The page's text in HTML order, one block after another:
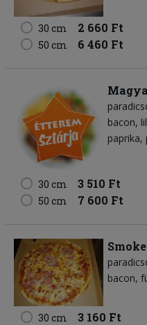
30 cm 2 660 Ft
50 cm 6 460 Ft
bacon
paprika
30 cm 3 510 Ft
50 cm 7 600 Ft
bacon
30 cm 3 160 Ft